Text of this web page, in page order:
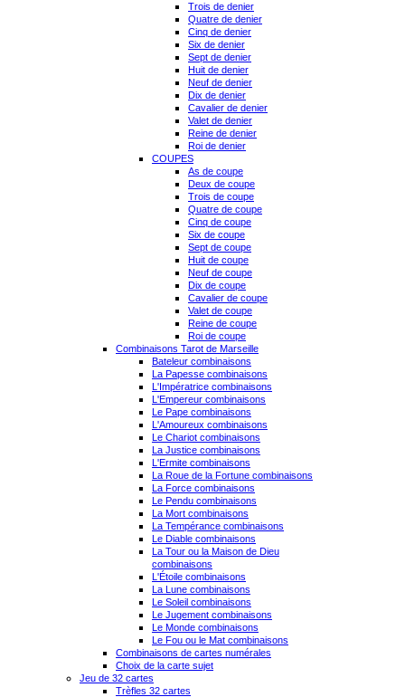
Trois de denier
Quatre de denier
Cinq de denier
Six de denier
Sept de denier
Huit de denier
Neuf de denier
Dix de denier
Cavalier de denier
Valet de denier
Reine de denier
Roi de denier
COUPES
As de coupe
Deux de coupe
Trois de coupe
Quatre de coupe
Cinq de coupe
Six de coupe
Sept de coupe
Huit de coupe
Neuf de coupe
Dix de coupe
Cavalier de coupe
Valet de coupe
Reine de coupe
Roi de coupe
Combinaisons Tarot de Marseille
Bateleur combinaisons
La Papesse combinaisons
L'Impératrice combinaisons
L'Empereur combinaisons
Le Pape combinaisons
L'Amoureux combinaisons
Le Chariot combinaisons
La Justice combinaisons
L'Ermite combinaisons
La Roue de la Fortune combinaisons
La Force combinaisons
Le Pendu combinaisons
La Mort combinaisons
La Tempérance combinaisons
Le Diable combinaisons
La Tour ou la Maison de Dieu
combinaisons
L'Étoile combinaisons
La Lune combinaisons
Le Soleil combinaisons
Le Jugement combinaisons
Le Monde combinaisons
Le Fou ou le Mat combinaisons
Combinaisons de cartes numérales
Choix de la carte sujet
Jeu de 32 cartes
Trèfles 32 cartes